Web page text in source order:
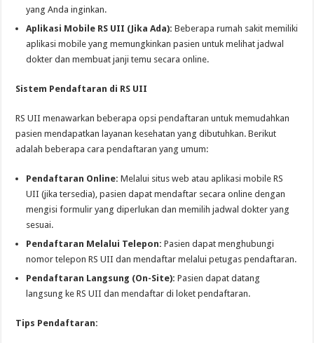
yang Anda inginkan.
Aplikasi Mobile RS UII (Jika Ada): Beberapa rumah sakit memiliki
aplikasi mobile yang memungkinkan pasien untuk melihat jadwal
dokter dan membuat janji temu secara online.
Sistem Pendaftaran di RS UII
RS UII menawarkan beberapa opsi pendaftaran untuk memudahkan
pasien mendapatkan layanan kesehatan yang dibutuhkan. Berikut
adalah beberapa cara pendaftaran yang umum:
Pendaftaran Online: Melalui situs web atau aplikasi mobile RS
UII (jika tersedia), pasien dapat mendaftar secara online dengan
mengisi formulir yang diperlukan dan memilih jadwal dokter yang
sesuai.
Pendaftaran Melalui Telepon: Pasien dapat menghubungi
nomor telepon RS UII dan mendaftar melalui petugas pendaftaran.
Pendaftaran Langsung (On-Site): Pasien dapat datang
langsung ke RS UII dan mendaftar di loket pendaftaran.
Tips Pendaftaran: